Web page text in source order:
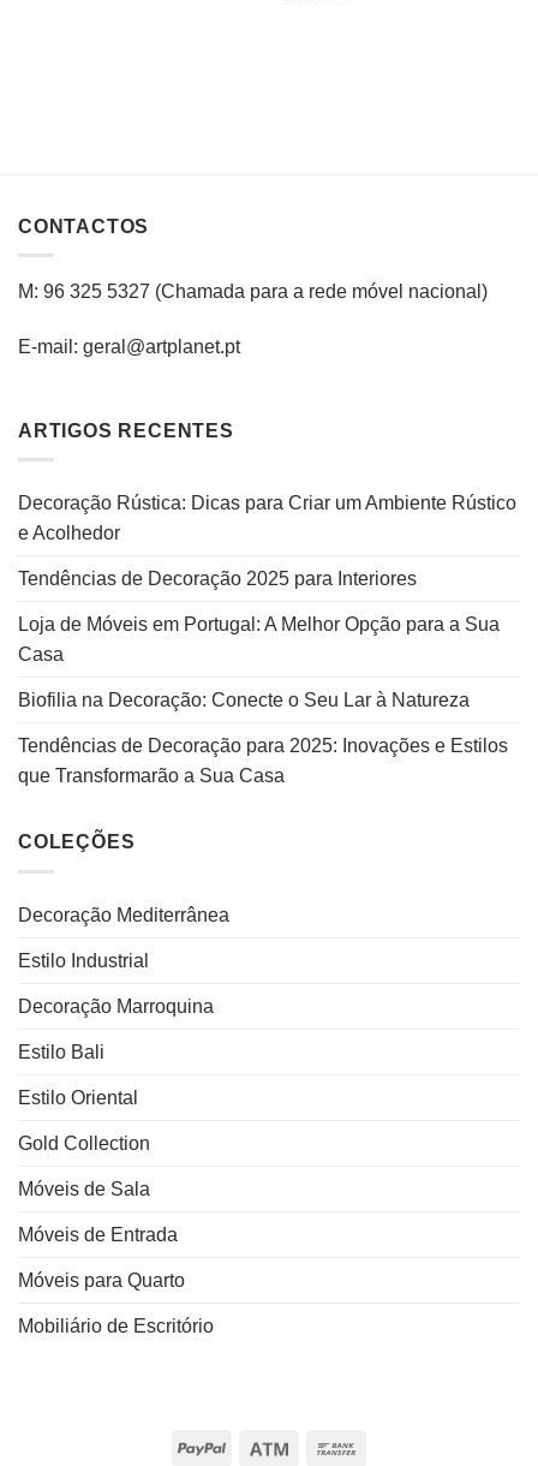
CONTACTOS
M: 96 325 5327 (Chamada para a rede móvel nacional )
E-mail: geral@artplanet.pt
ARTIGOS RECENTES
Decoração Rústica: Dicas para Criar um Ambiente Rústico
e Acolhedor
Tendências de Decoração 2025 para Interiores
Loja de Móveis em Portugal: A Melhor Opção para a Sua
Casa
Biofilia na Decoração: Conecte o Seu Lar à Natureza
Tendências de Decoração para 2025: Inovações e Estilos
que Transformarão a Sua Casa
COLEÇÕES
Decoração Mediterrânea
Estilo Industrial
Decoração Marroquina
Estilo Bali
Estilo Oriental
Gold Collection
Móveis de Sala
Móveis de Entrada
Móveis para Quarto
Mobiliário de Escritório
PayPal Atm